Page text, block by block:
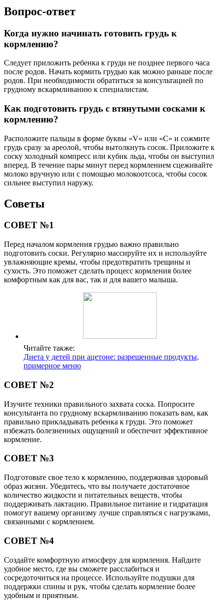
Вопрос-ответ
Когда нужно начинать готовить грудь к
кормлению?
Следует приложить ребенка к груди не позднее первого часа
после родов. Начать кормить грудью как можно раньше после
родов. При необходимости обратиться за консультацией по
грудному вскармливанию к специалистам.
Как подготовить грудь с втянутыми сосками к
кормлению?
Расположите пальцы в форме буквы «V» или «C» и сожмите
грудь сразу за ареолой, чтобы вытолкнуть сосок. Приложите к
соску холодный компресс или кубик льда, чтобы он выступил
вперед. В течение пары минут перед кормлением сцеживайте
молоко вручную или с помощью молокоотсоса, чтобы сосок
сильнее выступил наружу.
Советы
СОВЕТ №1
Перед началом кормления грудью важно правильно
подготовить соски. Регулярно массируйте их и используйте
увлажняющие кремы, чтобы предотвратить трещины и
сухость. Это поможет сделать процесс кормления более
комфортным как для вас, так и для вашего малыша.
Читайте также:
Диета у детей при ацетоне: разрешенные продукты,
примерное меню
СОВЕТ №2
Изучите техники правильного захвата соска. Попросите
консультанта по грудному вскармливанию показать вам, как
правильно прикладывать ребенка к груди. Это поможет
избежать болезненных ощущений и обеспечит эффективное
кормление.
СОВЕТ №3
Подготовьте свое тело к кормлению, поддерживая здоровый
образ жизни. Убедитесь, что вы получаете достаточное
количество жидкости и питательных веществ, чтобы
поддерживать лактацию. Правильное питание и гидратация
помогут вашему организму лучше справляться с нагрузками,
связанными с кормлением.
СОВЕТ №4
Создайте комфортную атмосферу для кормления. Найдите
удобное место, где вы сможете расслабиться и
сосредоточиться на процессе. Используйте подушки для
поддержки спины и рук, чтобы сделать кормление более
удобным и приятным.